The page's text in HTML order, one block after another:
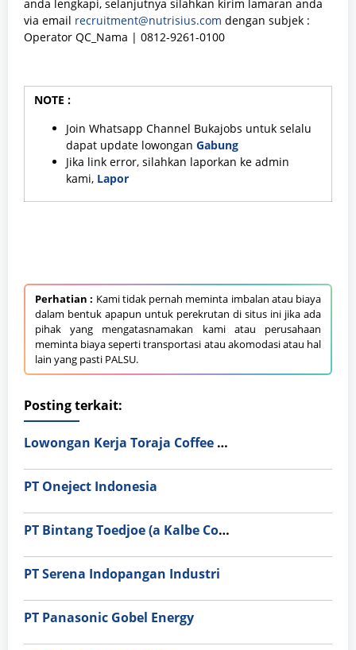
anda lengkapi, selanjutnya silahkan kirim lamaran anda
via email recruitment@nutrisius.com dengan subjek :
Operator QC_Nama | 0812-9261-0100
NOTE :
Join Whatsapp Channel Bukajobs untuk selalu
dapat update lowongan Gabung
Jika link error, silahkan laporkan ke admin
kami, Lapor
Perhatian : Kami tidak pernah meminta imbalan atau biaya
dalam bentuk apapun untuk perekrutan di situs ini jika ada
pihak yang mengatasnamakan kami atau perusahaan
meminta biaya seperti transportasi atau akomodasi atau hal
lain yang pasti PALSU.
Posting terkait:
Lowongan Kerja Toraja Coffee House
PT Oneject Indonesia
PT Bintang Toedjoe (a Kalbe Company)
PT Serena Indopangan Industri
PT Panasonic Gobel Energy